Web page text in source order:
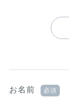
お名前 必須